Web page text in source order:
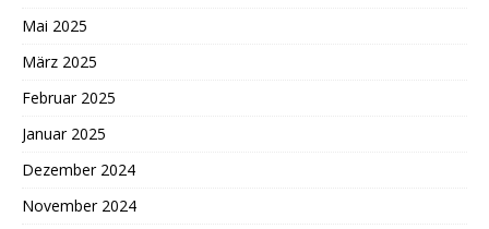
Mai 2025
März 2025
Februar 2025
Januar 2025
Dezember 2024
November 2024